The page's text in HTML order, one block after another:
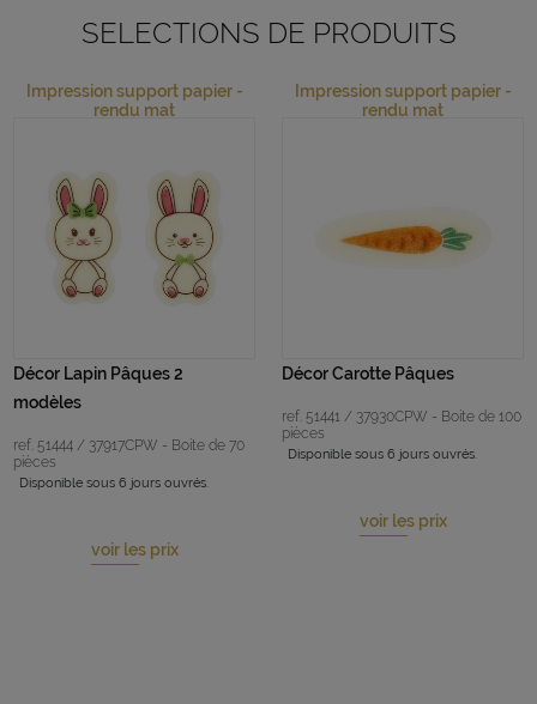
SELECTIONS DE PRODUITS
Impression support papier -
rendu mat
Décor Lapin Pâques 2
modèles
ref. 51444 / 37917CPW - Boite de 70
pièces
Disponible sous 6 jours ouvrés.
voir les prix
Impression support papier -
rendu mat
Décor Carotte Pâques
ref. 51441 / 37930CPW - Boite de 100
pièces
Disponible sous 6 jours ouvrés.
voir les prix